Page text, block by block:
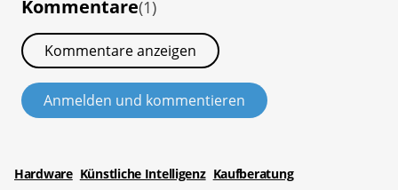
Kommentare(1)
Kommentare anzeigen
Anmelden und kommentieren
Hardware Künstliche Intelligenz Kaufberatung